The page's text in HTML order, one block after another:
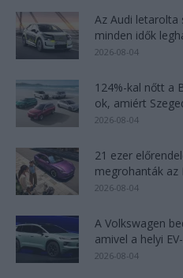
Az Audi
minden idők
2026-08-04
124%-kal nőtt a
ok, amiért
2026-08-04
21 ezer
megrohanták az
2026-08-04
A Volkswagen
amivel a helyi
2026-08-04